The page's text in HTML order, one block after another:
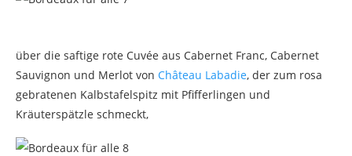
über die saftige rote Cuvée aus Cabernet Franc, Cabernet
Sauvignon und Merlot von Château Labadie, der zum rosa
gebratenen Kalbstafelspitz mit Pfifferlingen und
Kräuterspätzle schmeckt,